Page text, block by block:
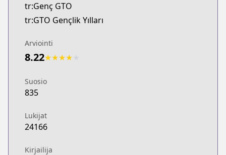
tr:Genç GTO
tr:GTO Gençlik Yılları
Arviointi
8.22★★★★
Suosio
835
Lukijat
24166
Kirjailija